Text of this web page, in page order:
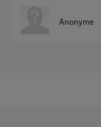
Anonyme